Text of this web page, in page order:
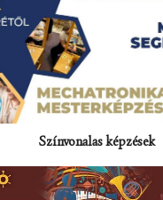
Színvonalas képzések